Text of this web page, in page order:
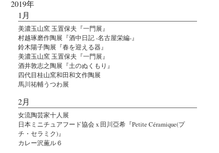
2019年
1月
美濃玉山窯 玉置保夫『一門展』
村越琢磨作陶展『酒中日記 -名古屋栄編-』
鈴木陽子陶展『春を迎える器』
美濃玉山窯 玉置保夫『一門展』
酒井敦志之陶展『土のぬくもり』
四代目桂山窯和田和文作陶展
馬川祐輔うつわ展
2月
女流陶芸家十人展
日本ミニチュアフード協会 x 田川亞希『Petite Céramique(プ
チ・セラミク)』
カレー沢薫ル６